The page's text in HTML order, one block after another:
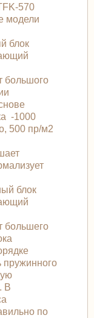
570
модели
блок
большого
-1000
500 пр/м2
блок
большего
пружинного
В
по